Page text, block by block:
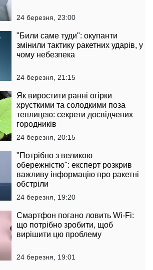
24 березня, 23:00
"Били саме туди": окупанти
змінили тактику ракетних ударів, у
чому небезпека
24 березня, 21:15
Як виростити ранні огірки
хрусткими та солодкими поза
теплицею: секрети досвідчених
городників
24 березня, 20:15
"Потрібно з великою
обережністю": експерт розкрив
важливу інформацію про ракетні
обстріли
24 березня, 19:20
Смартфон погано ловить Wi-Fi:
що потрібно зробити, щоб
вирішити цю проблему
24 березня, 19:01